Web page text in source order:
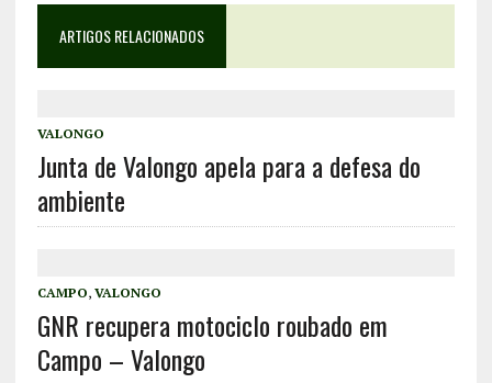
ARTIGOS RELACIONADOS
VALONGO
Junta de Valongo apela para a defesa do
ambiente
CAMPO, VALONGO
GNR recupera motociclo roubado em
Campo – Valongo